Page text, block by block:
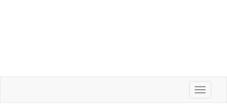
Toggle